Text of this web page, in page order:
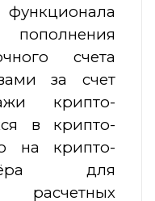
счета
за счет
крипто-
в крипто-
на крипто-
для